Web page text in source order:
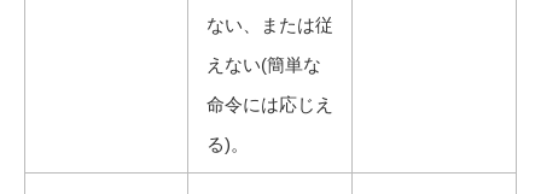
ない、または従
えない(簡単な
命令には応じえ
る)。